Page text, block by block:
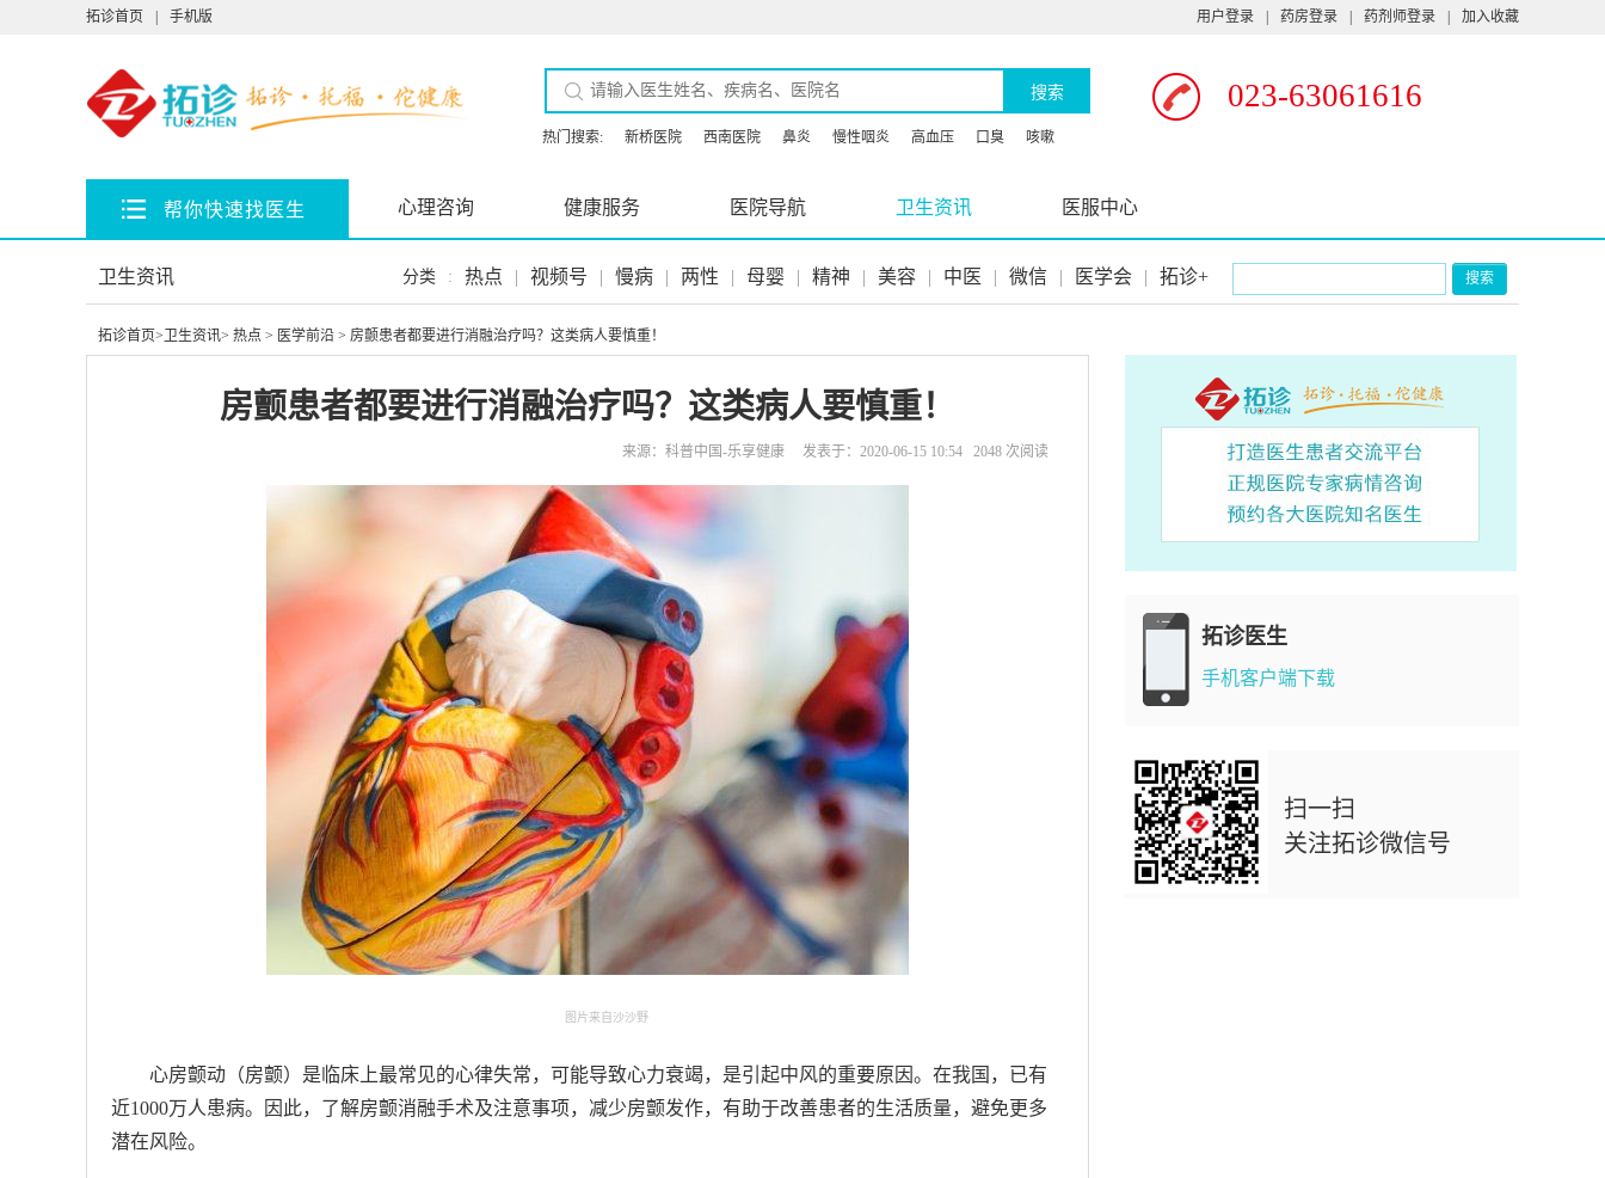
拓诊首页 手机版 用户登录 药房登录 药剂师登录 加入收藏
搜索 023-63061616
热门搜索: 新桥医院 西南医院 鼻炎 慢性咽炎 高血压 口臭 咳嗽
帮你快速找医生 心理咨询 健康服务 医院导航 卫生资讯 医服中心
卫生资讯 分类 : 热点 | 视频号 | 慢病 | 两性 | 母婴 | 精神 | 美容 | 中医 | 微信 | 医学会 | 拓诊+ 搜索
拓诊首页> 卫生资讯> 热点 > 医学前沿 > 房颤患者都要进行消融治疗吗？这类病人要慎重！
房颤患者都要进行消融治疗吗？这类病人要慎重！
来源：科普中国-乐享健康 发表于：2020-06-15 10:54 2048 次阅读
图片来自沙沙野
心房颤动（房颤）是临床上最常见的心律失常，可能导致心力衰竭，是引起中风的重要原因。在我国，已有
近1000万人患病。因此，了解房颤消融手术及注意事项，减少房颤发作，有助于改善患者的生活质量，避免更多
潜在风险。
拓诊医生
手机客户端下载
扫一扫
关注拓诊微信号